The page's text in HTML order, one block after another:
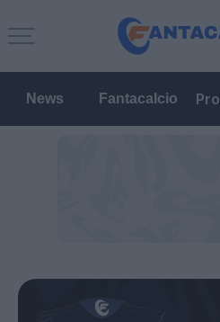
News Fantacalcio